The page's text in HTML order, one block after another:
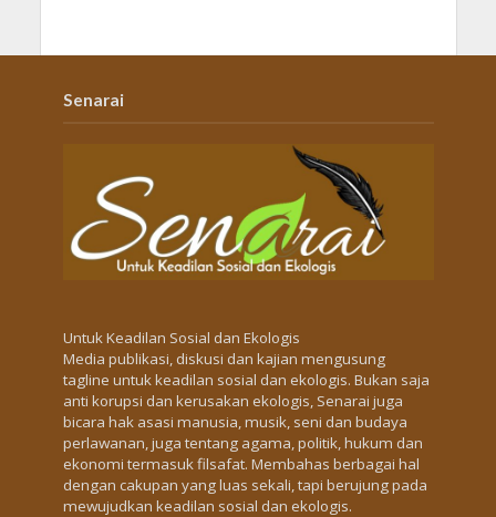
Senarai
Untuk Keadilan Sosial dan Ekologis
Media publikasi, diskusi dan kajian mengusung
tagline untuk keadilan sosial dan ekologis. Bukan saja
anti korupsi dan kerusakan ekologis, Senarai juga
bicara hak asasi manusia, musik, seni dan budaya
perlawanan, juga tentang agama, politik, hukum dan
ekonomi termasuk filsafat. Membahas berbagai hal
dengan cakupan yang luas sekali, tapi berujung pada
mewujudkan keadilan sosial dan ekologis.